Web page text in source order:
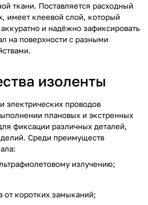
ткани. Поставляется расходный
имеет клеевой слой, который
и надёжно зафиксировать
на поверхности с разными
изоленты
электрических проводов
плановых и экстренных
фиксации различных деталей,
Среди преимуществ
излучению;
от коротких замыканий;